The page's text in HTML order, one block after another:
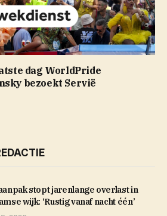
dag WorldPride
bezoekt Servië
stopt jarenlange overlast in
wijk: ‘Rustig vanaf nacht één’